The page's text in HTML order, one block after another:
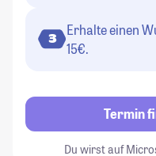
3
Erhalte einen
15€.
Termin
Du wirst auf